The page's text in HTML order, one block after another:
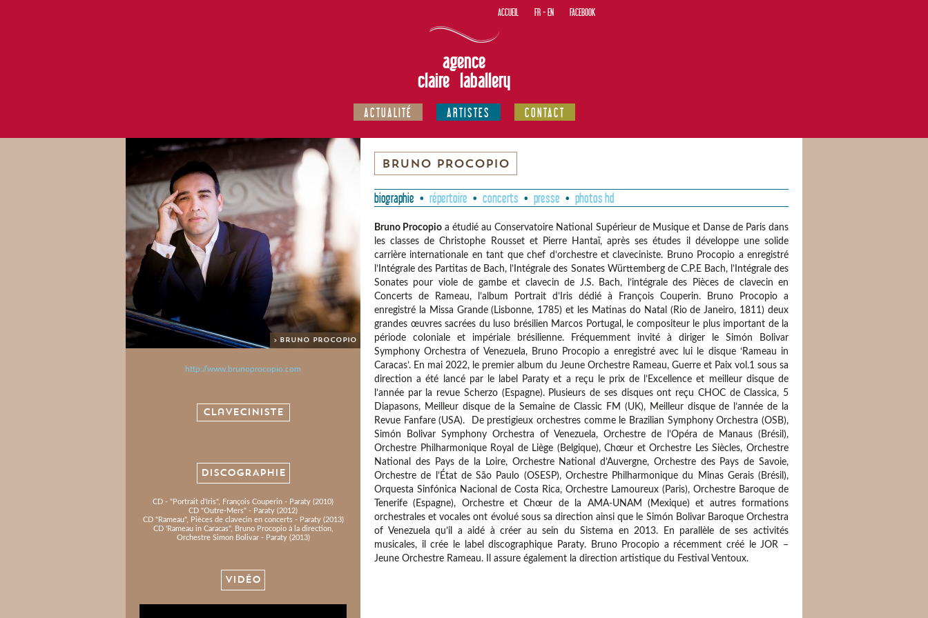
ACCUEIL FR-EN FACEBOOK
agence
claire laballery
ACTUALITÉ ARTISTES CONTACT
> Bruno Procopio
http://www.brunoprocopio.com
Claveciniste
DISCOGRAPHIE
CD - "Portrait d'Iris", François Couperin - Paraty (2010)
CD "Outre-Mers" - Paraty (2012)
CD "Rameau", Pièces de clavecin en concerts - Paraty (2013)
CD 'Rameau in Caracas", Bruno Procopio à la direction,
Orchestre Simon Bolivar - Paraty (2013)
VIDÉO
BRUNO PROCOPIO
biographie répertoire concerts presse photos hd
Bruno Procopio a étudié au Conservatoire National Supérieur de Musique et Danse de Paris dans
les classes de Christophe Rousset et Pierre Hantaï, après ses études il développe une solide
carrière internationale en tant que chef d’orchestre et claveciniste. Bruno Procopio a enregistré
l’Intégrale des Partitas de Bach, l’Intégrale des Sonates Württemberg de C.P.E Bach, l’Intégrale des
Sonates pour viole de gambe et clavecin de J.S. Bach, l’intégrale des Pièces de clavecin en
Concerts de Rameau, l’album Portrait d’Iris dédié à François Couperin. Bruno Procopio a
enregistré la Missa Grande (Lisbonne, 1785) et les Matinas do Natal (Rio de Janeiro, 1811) deux
grandes œuvres sacrées du luso brésilien Marcos Portugal, le compositeur le plus important de la
période coloniale et impériale brésilienne. Fréquemment invité à diriger le Simón Bolivar
Symphony Orchestra of Venezuela, Bruno Procopio a enregistré avec lui le disque ‘Rameau in
Caracas’. En mai 2022, le premier album du Jeune Orchestre Rameau, Guerre et Paix vol.1 sous sa
direction a été lancé par le label Paraty et a reçu le prix de l’Excellence et meilleur disque de
l’année par la revue Scherzo (Espagne). Plusieurs de ses disques ont reçu CHOC de Classica, 5
Diapasons, Meilleur disque de la Semaine de Classic FM (UK), Meilleur disque de l’année de la
Revue Fanfare (USA). De prestigieux orchestres comme le Brazilian Symphony Orchestra (OSB),
Simón Bolivar Symphony Orchestra of Venezuela, Orchestre de l’Opéra de Manaus (Brésil),
Orchestre Philharmonique Royal de Liège (Belgique), Chœur et Orchestre Les Siècles, Orchestre
National des Pays de la Loire, Orchestre National d’Auvergne, Orchestre des Pays de Savoie,
Orchestre de l’État de São Paulo (OSESP), Orchestre Philharmonique du Minas Gerais (Brésil),
Orquesta Sinfónica Nacional de Costa Rica, Orchestre Lamoureux (Paris), Orchestre Baroque de
Tenerife (Espagne), Orchestre et Chœur de la AMA-UNAM (Mexique) et autres formations
orchestrales et vocales ont évolué sous sa direction ainsi que le Simón Bolivar Baroque Orchestra
of Venezuela qu’il a aidé à créer au sein du Sistema en 2013. En parallèle de ses activités
musicales, il crée le label discographique Paraty. Bruno Procopio a récemment créé le JOR –
Jeune Orchestre Rameau. Il assure également la direction artistique du Festival Ventoux.